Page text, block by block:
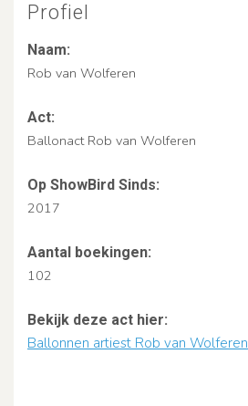
Profiel
Naam:
Rob van Wolferen
Act:
Ballonact Rob van Wolferen
Op ShowBird Sinds:
2017
Aantal boekingen:
102
Bekijk deze act hier:
Ballonnen artiest Rob van Wolferen